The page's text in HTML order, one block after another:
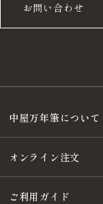
お問い合わせ
中屋万年筆について
オンライン注文
ご利用ガイド